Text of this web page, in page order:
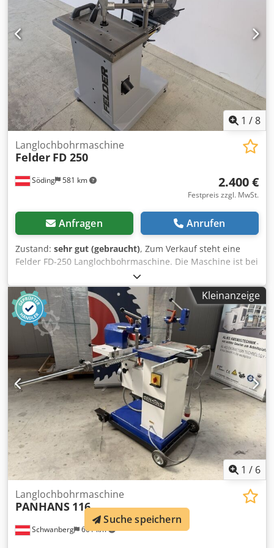
1 /8
Söding 581 km
Langlochbohrmaschine
Felder FD 250
2.400 €
Festpreis zzgl. MwSt.
Anfragen Anrufen
Zustand: sehr gut (gebraucht), Zum Verkauf steht eine
Felder FD-250 Langlochbohrmaschine. Die Maschine ist bei
uns im Haus als Ausstellungsmaschine im Einsatz. Somit
als neuwertig zu bezeichnen mit voller Garantie /
Gewährleistung. Technische Daten: Dsdpfx Afezgr Drjxekr -
Bohrhöhenverstellung mit Handrad 130 mm - Tischgröße:
550 x 300 mm (erweiterbar mit Tischverlängerungen) -
Bohrlänge 250 mm / Bohrtiefe 160 mm - Niederhalter und
90° Anschlag - 3 PS (2,2 kW) Motor 400 Volt Die Maschine
steht in A-8561 Söding und kann jederzeit während
unserer Öffnungszeiten begutachtet werden.
Zwischenverkauf vorbehalten! Info Tel.: 03137-3109
Verwandte Begriffe: Langloch, Bohrmaschine,
Dübelbohrmaschine Referenz: R-D1618
Kleinanzeige
1 / 6
Schwanberg 601 km
Langlochbohrmaschine
PANHANS 116
Suche speichern